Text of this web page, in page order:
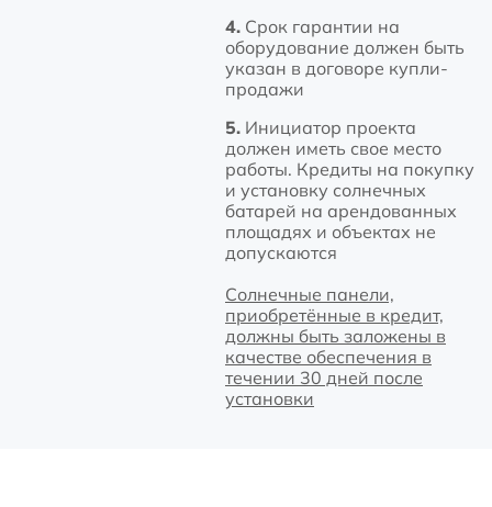
4. Срок гарантии на
оборудование должен быть
указан в договоре купли-
продажи
5. Инициатор проекта
должен иметь свое место
работы. Кредиты на покупку
и установку солнечных
батарей на арендованных
площадях и объектах не
допускаются
Солнечные панели,
приобретённые в кредит,
должны быть заложены в
качестве обеспечения в
течении 30 дней после
установки